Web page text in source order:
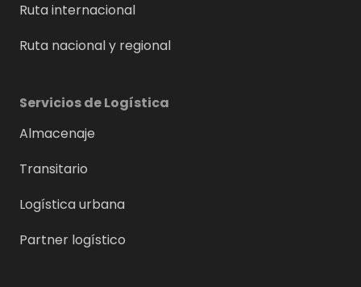
Ruta internacional
Ruta nacional y regional
Servicios de Logística
Almacenaje
Transitario
Logística urbana
Partner logístico